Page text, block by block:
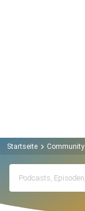
Startseite Community